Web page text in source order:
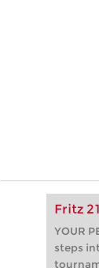
Fritz 21
YOUR
steps